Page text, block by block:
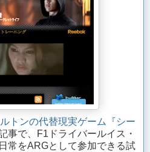
ルトンの代替現実ゲーム『シー
事で、F1ドライバールイス・
常をARGとして参加できる試